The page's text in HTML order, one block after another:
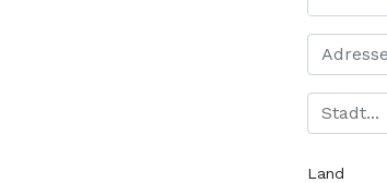
Land